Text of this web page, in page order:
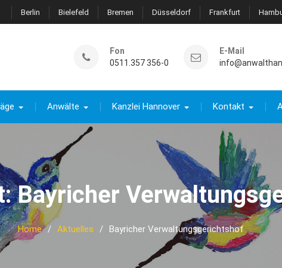
Berlin Bielefeld Bremen Düsseldorf Frankfurt
Fon
0511.357 356-0
E-Mail
Anwälte Kanzlei Hannover Kontakt
Bayricher
Home Aktuelles Bayricher Verwaltungsgerichtshof